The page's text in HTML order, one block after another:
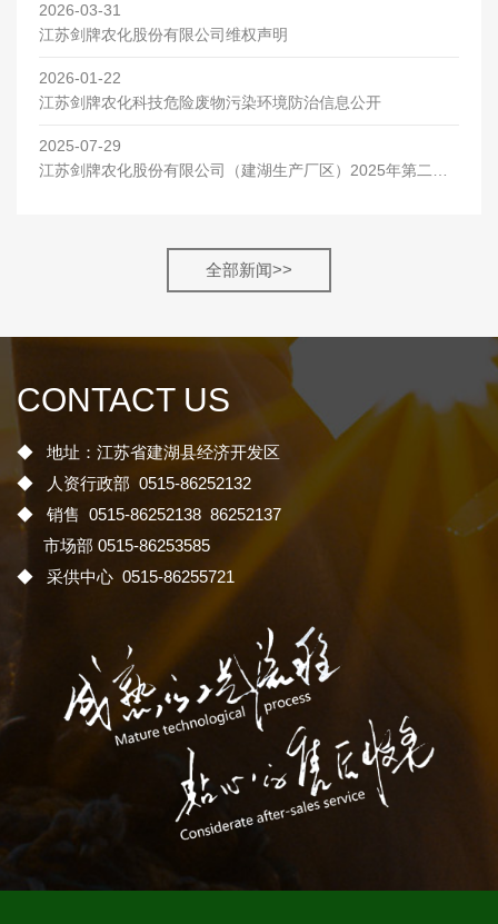
2026-03-31
江苏剑牌农化股份有限公司维权声明
2026-01-22
江苏剑牌农化科技危险废物污染环境防治信息公开
2025-07-29
江苏剑牌农化股份有限公司（建湖生产厂区）2025年第二季
全部新闻>>
CONTACT US
◆ 地址：江苏省建湖县经济开发区
◆ 人资行政部 0515-86252132
◆ 销售 0515-86252138 86252137
市场部 0515-86253585
◆ 采供中心 0515-86255721